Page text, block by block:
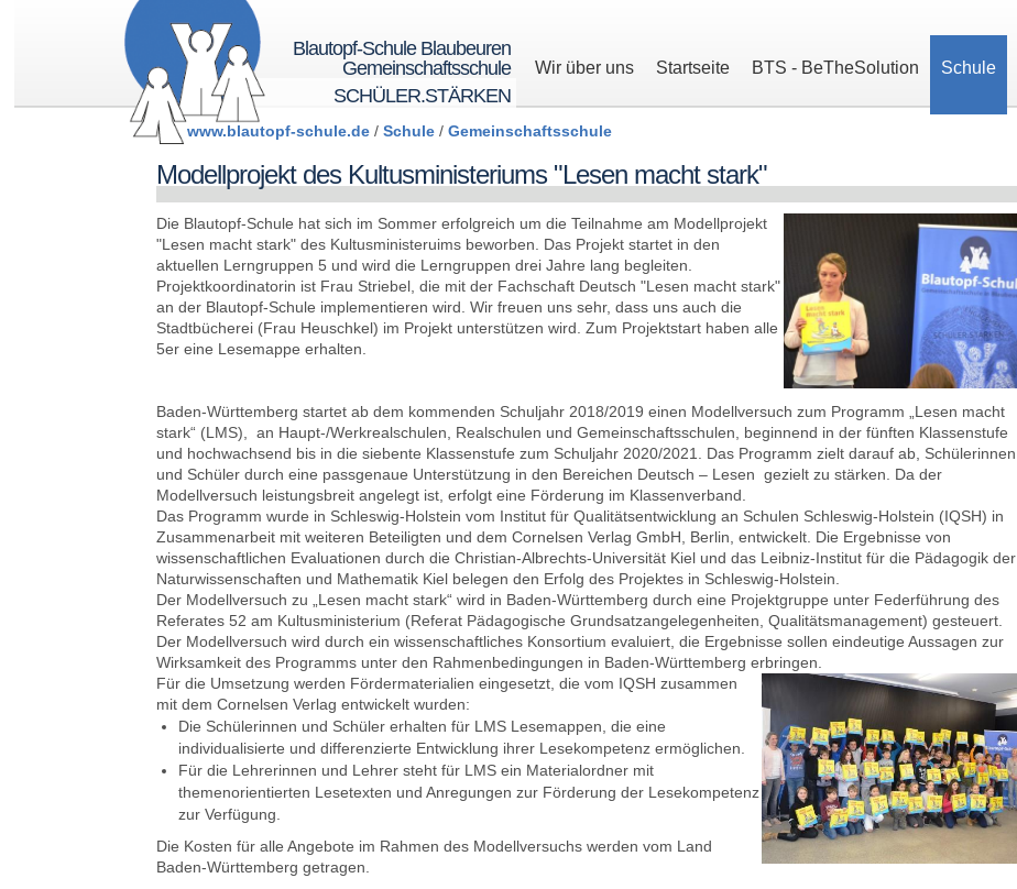
Blautopf-Schule Blaubeuren
Gemeinschaftsschule
SCHÜLER.STÄRKEN
Wir über uns Startseite BTS - BeTheSolution Schule
www.blautopf-schule.de / Schule / Gemeinschaftsschule
Modellprojekt des Kultusministeriums "Lesen macht stark"
Die Blautopf-Schule hat sich im Sommer erfolgreich um die Teilnahme am Modellprojekt
"Lesen macht stark" des Kultusministeruims beworben. Das Projekt startet in den
aktuellen Lerngruppen 5 und wird die Lerngruppen drei Jahre lang begleiten.
Projektkoordinatorin ist Frau Striebel, die mit der Fachschaft Deutsch "Lesen macht stark"
an der Blautopf-Schule implementieren wird. Wir freuen uns sehr, dass uns auch die
Stadtbücherei (Frau Heuschkel) im Projekt unterstützen wird. Zum Projektstart haben alle
5er eine Lesemappe erhalten.
Baden-Württemberg startet ab dem kommenden Schuljahr 2018/2019 einen Modellversuch zum Programm „Lesen macht
stark“ (LMS), an Haupt-/Werkrealschulen, Realschulen und Gemeinschaftsschulen, beginnend in der fünften Klassenstufe
und hochwachsend bis in die siebente Klassenstufe zum Schuljahr 2020/2021. Das Programm zielt darauf ab, Schülerinnen
und Schüler durch eine passgenaue Unterstützung in den Bereichen Deutsch – Lesen gezielt zu stärken. Da der
Modellversuch leistungsbreit angelegt ist, erfolgt eine Förderung im Klassenverband.
Das Programm wurde in Schleswig-Holstein vom Institut für Qualitätsentwicklung an Schulen Schleswig-Holstein (IQSH) in
Zusammenarbeit mit weiteren Beteiligten und dem Cornelsen Verlag GmbH, Berlin, entwickelt. Die Ergebnisse von
wissenschaftlichen Evaluationen durch die Christian-Albrechts-Universität Kiel und das Leibniz-Institut für die Pädagogik der
Naturwissenschaften und Mathematik Kiel belegen den Erfolg des Projektes in Schleswig-Holstein.
Der Modellversuch zu „Lesen macht stark“ wird in Baden-Württemberg durch eine Projektgruppe unter Federführung des
Referates 52 am Kultusministerium (Referat Pädagogische Grundsatzangelegenheiten, Qualitätsmanagement) gesteuert.
Der Modellversuch wird durch ein wissenschaftliches Konsortium evaluiert, die Ergebnisse sollen eindeutige Aussagen zur
Wirksamkeit des Programms unter den Rahmenbedingungen in Baden-Württemberg erbringen.
Für die Umsetzung werden Fördermaterialien eingesetzt, die vom IQSH zusammen
mit dem Cornelsen Verlag entwickelt wurden:
Die Schülerinnen und Schüler erhalten für LMS Lesemappen, die eine
individualisierte und differenzierte Entwicklung ihrer Lesekompetenz ermöglichen.
Für die Lehrerinnen und Lehrer steht für LMS ein Materialordner mit
themenorientierten Lesetexten und Anregungen zur Förderung der Lesekompetenz
zur Verfügung.
Die Kosten für alle Angebote im Rahmen des Modellversuchs werden vom Land
Baden-Württemberg getragen.